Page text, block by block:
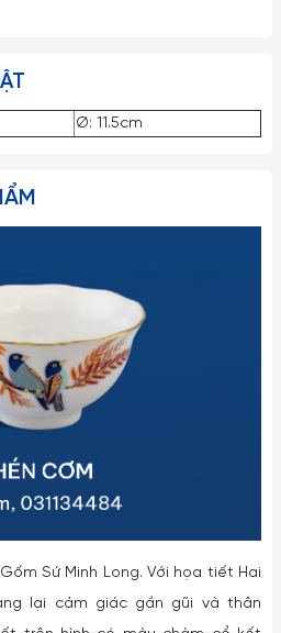
Ø: 11.5cm
Sứ Minh Long. Với họa tiết Hai
lại cảm giác gần gũi và thân